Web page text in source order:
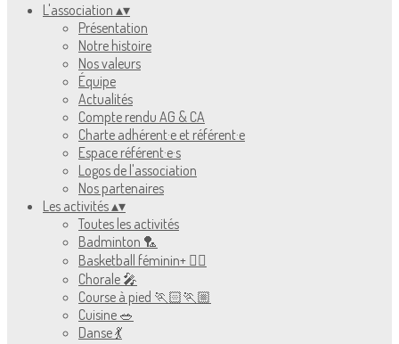
L'association ▴▾
Présentation
Notre histoire
Nos valeurs
Équipe
Actualités
Compte rendu AG & CA
Charte adhérent·e et référent·e
Espace référent·e·s
Logos de l'association
Nos partenaires
Les activités▴▾
Toutes les activités
Badminton 🏸
Basketball féminin+ ⛹🏻
Chorale 🎤
Course à pied 🏃🏻🏃🏼
Cuisine 🥗
Danse 💃